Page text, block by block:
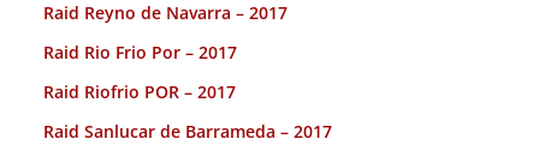
Raid Reyno de Navarra – 2017
Raid Rio Frio Por – 2017
Raid Riofrio POR – 2017
Raid Sanlucar de Barrameda – 2017